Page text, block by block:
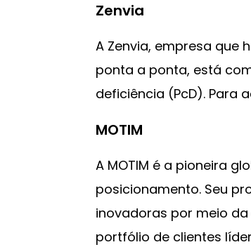
Zenvia
A Zenvia, empresa que
ponta a ponta, está
deficiência (PcD). Para
MOTIM
A MOTIM é a pioneira
posicionamento. Seu
inovadoras por meio
portfólio de clientes